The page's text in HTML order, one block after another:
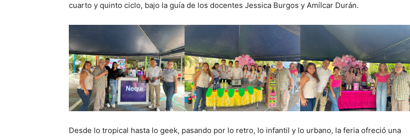
cuarto y quinto ciclo, bajo la guía de los docentes Jessica Burgos y Amílcar Durán.
Desde lo tropical hasta lo geek, pasando por lo retro, lo infantil y lo urbano, la feria ofreció una